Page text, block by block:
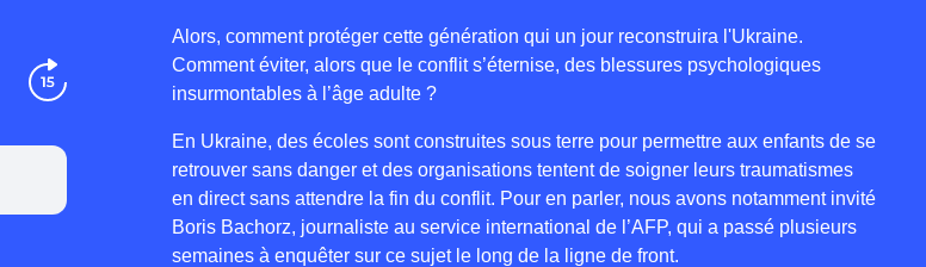
Alors, comment protéger cette génération qui un jour reconstruira l'Ukraine.
Comment éviter, alors que le conflit s’éternise, des blessures psychologiques
insurmontables à l’âge adulte ?
En Ukraine, des écoles sont construites sous terre pour permettre aux enfants de se
retrouver sans danger et des organisations tentent de soigner leurs traumatismes
en direct sans attendre la fin du conflit. Pour en parler, nous avons notamment invité
Boris Bachorz, journaliste au service international de l’AFP, qui a passé plusieurs
semaines à enquêter sur ce sujet le long de la ligne de front.